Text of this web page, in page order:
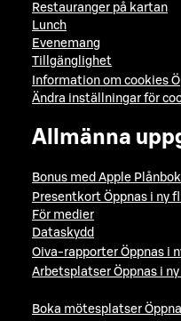
Restauranger på kartan
Lunch
Evenemang
Tillgänglighet
Information om cookies
Ändra inställningar för
Allmänna
Bonus med Apple Plånbok
Presentkort Öppnas i ny
För medier
Dataskydd
Oiva-rapporter Öppnas i
Arbetsplatser Öppnas i
Boka mötesplatser